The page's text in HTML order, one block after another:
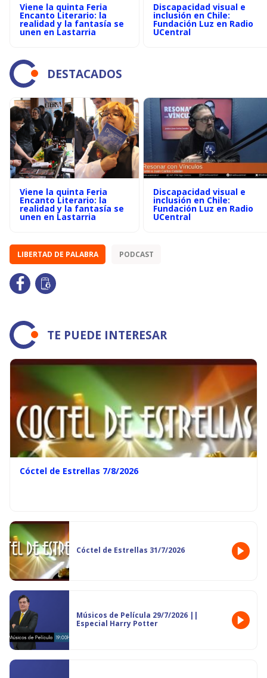
Viene la quinta Feria
Encanto Literario: la
realidad y la fantasía se
unen en Lastarria
Discapacidad visual e
inclusión en Chile:
Fundación Luz en Radio
UCentral
DESTACADOS
Viene la quinta Feria
Encanto Literario: la
realidad y la fantasía se
unen en Lastarria
Discapacidad visual e
inclusión en Chile:
Fundación Luz en Radio
UCentral
LIBERTAD DE PALABRA PODCAST
TE PUEDE INTERESAR
Cóctel de Estrellas 7/8/2026
Cóctel de Estrellas 31/7/2026
Músicos de Película 29/7/2026 ||
Especial Harry Potter